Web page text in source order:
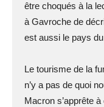
être choqués à la
à Gavroche de
est aussi le pays
Le tourisme de la
n’y a pas de quoi
Macron s’apprête